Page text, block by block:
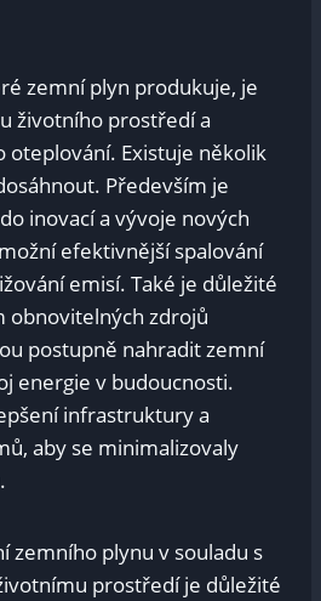
zemní plyn⁤ produkuje,⁤ je
životního ‍prostředí a
⁤oteplování. Existuje několik
Především je
​inovací a vývoje nových
efektivnější⁢ spalování‍
‌emisí. Také je důležité
obnovitelných zdrojů‌
postupně ‍nahradit ​zemní
energie v ⁢budoucnosti.
infrastruktury⁢ a
aby se minimalizovaly
zemního plynu⁣ v souladu s
prostředí je důležité​